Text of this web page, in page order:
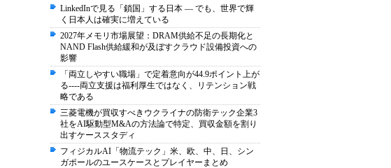
LinkedInで見る「鎖国」する日本 ― でも、世界で輝
く日本人は確実に増えている
2027年メモリ市場展望：DRAM供給不足の長期化と
NAND Flash供給緩和が及ぼすクラウド設備投資への
影響
「両立しやすい職場」で定着意向が44.9ポイント上が
る----両立支援は福利厚生ではなく、リテンション戦
略である
三菱電機が買収すべきウクライナの防衛テック企業3
社をAI駆動型M&Aの方法論で特定、買収金額を割り
出すケーススタディ
フィジカルAI「物流テック」米、欧、中、日、シン
ガポールのユースケースとプレイヤーまとめ